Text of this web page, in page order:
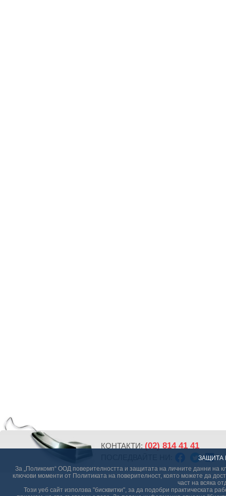
ЗАЩИТА
За „Поликомп“ ООД поверителността и защитата на личните данни на
ключови моменти от Политиката на поверителност, която можете да
част на всяка
Този уеб сайт използва "бисквитки", за да подобри практическата
КОНТАКТИ: (02) 814 41 41